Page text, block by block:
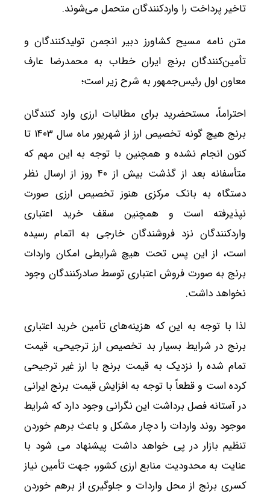
تاخیر پرداخت را واردکنندگان متحمل می‌شوند.
متن نامه مسیح کشاورز دبیر انجمن تولیدکنندگان و
تأمین‌کنندگان برنج ایران خطاب به محمدرضا عارف
معاون اول رئیس‌جمهور به شرح زیر است؛
احتراماً، مستحضرید برای مطالبات ارزی وارد کنندگان
برنج هیچ گونه تخصیص ارز از شهریور ماه سال ۱۴۰۳ تا
کنون انجام نشده و همچنین با توجه به این مهم که
متأسفانه بعد از گذشت بیش از ۴۰ روز از ارسال نظر
دستگاه به بانک مرکزی هنوز تخصیص ارزی صورت
نپذیرفته است و همچنین سقف خرید اعتباری
واردکنندگان نزد فروشندگان خارجی به اتمام رسیده
است، از این پس تحت هیچ شرایطی امکان واردات
برنج به صورت فروش اعتباری توسط صادرکنندگان وجود
نخواهد داشت.
لذا با توجه به این که هزینه‌های تأمین خرید اعتباری
برنج در شرایط بسیار بد تخصیص ارز ترجیحی، قیمت
تمام شده را نزدیک به قیمت برنج با ارز غیر ترجیحی
کرده است و قطعاً با توجه به افزایش قیمت برنج ایرانی
در آستانه فصل برداشت این نگرانی وجود دارد که شرایط
موجود روند واردات را دچار مشکل و باعث برهم خوردن
تنظیم بازار در پی خواهد داشت پیشنهاد می شود با
عنایت به محدودیت منابع ارزی کشور، جهت تأمین نیاز
کسری برنج از محل واردات و جلوگیری از برهم خوردن